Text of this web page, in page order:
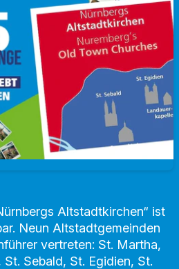
Altstadtkirchen“ ist
Neun Altstadtgemeinden
vertreten: St. Martha,
Sebald, St. Egidien, St.